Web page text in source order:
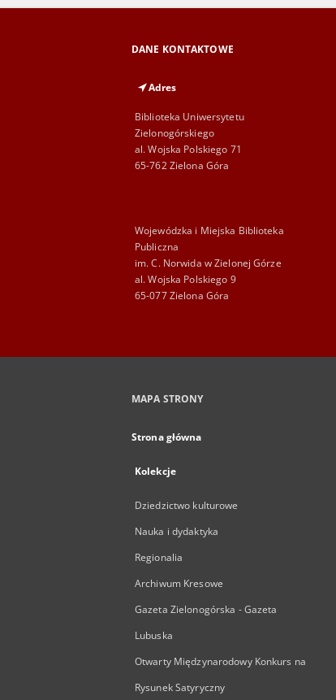
DANE KONTAKTOWE
Adres
Biblioteka Uniwersytetu
Zielonogórskiego
al. Wojska Polskiego 71
65-762 Zielona Góra
Wojewódzka i Miejska Biblioteka
Publiczna
im. C. Norwida w Zielonej Górze
al. Wojska Polskiego 9
65-077 Zielona Góra
MAPA STRONY
Strona główna
Kolekcje
Dziedzictwo kulturowe
Nauka i dydaktyka
Regionalia
Archiwum Kresowe
Gazeta Zielonogórska - Gazeta
Lubuska
Otwarty Międzynarodowy Konkurs na
Rysunek Satyryczny